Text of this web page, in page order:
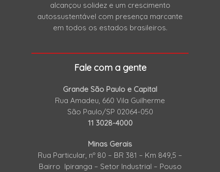
alcançou solidez e um crescimento
autossustentável com presença marcante
em todos os estados brasileiros.
Fale com a gente
Grande São Paulo e Capital
Rua Amadeu, 660 Vila Guilherme
São Paulo/SP 02064-050
11 3028-4000
Minas Gerais
Rua Particular, nº 80 – BR 381 – Km 849,5 –
Bairro Ipiranga – Setor Industrial – Pouso